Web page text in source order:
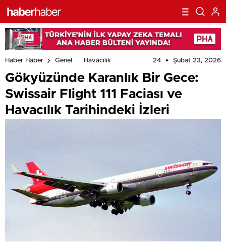
Haber Haber Genel Havacılık 24 Şubat 23, 2026
Gökyüzünde Karanlık Bir Gece:
Swissair Flight 111 Faciası ve
Havacılık Tarihindeki İzleri